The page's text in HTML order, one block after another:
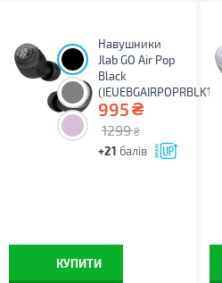
Навушники
Jlab GO Air Pop
Black
(IEUEBGAIRPOPRBLK124)
995₴
1299 ₴
+21 балів
КУПИТИ